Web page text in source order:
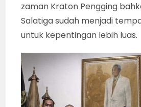
zaman Kraton Pengging
Salatiga sudah menjadi
untuk kepentingan lebih luas.